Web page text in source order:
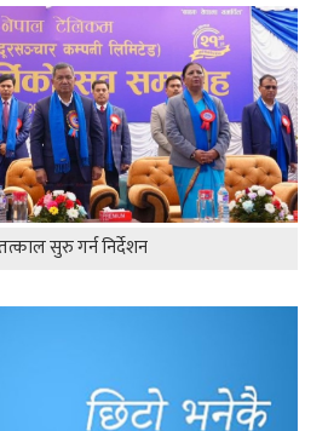
सुरु गर्न निर्देशन